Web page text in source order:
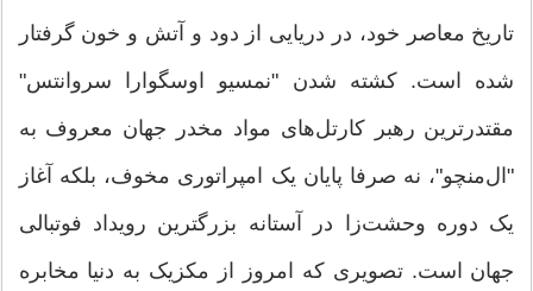
تاریخ معاصر خود، در دریایی از دود و آتش و خون گرفتار
شده است. کشته شدن "نمسيو اوسگوارا سروانتس"
مقتدرترین رهبر کارتل‌های مواد مخدر جهان معروف به
"ال‌منچو"، نه صرفا پایان یک امپراتوری مخوف، بلکه آغاز
یک دوره وحشت‌زا در آستانه بزرگترین رویداد فوتبالی
جهان است. تصویری که امروز از مکزیک به دنیا مخابره